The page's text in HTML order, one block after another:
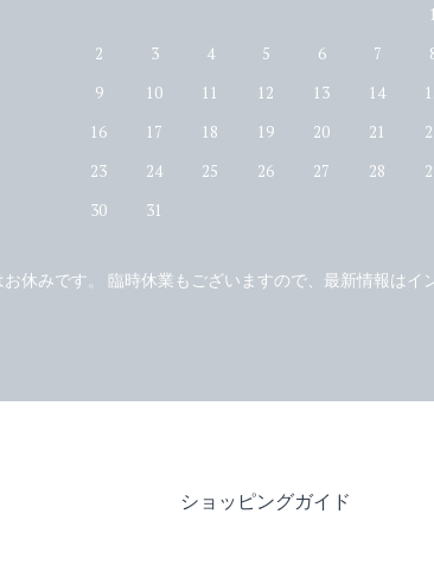
1
2
3 4 5 6 7
9
10 11 12 13 14
16
17 18 19 20 21
23
24 25 26 27 28
30
31
休みです。 臨時休業もございますので、最新情報はイ
ショッピングガイド